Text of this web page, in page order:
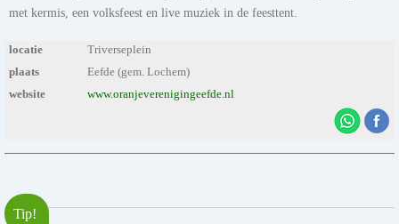
met kermis, een volksfeest en live muziek in de feesttent.
locatie
Triverseplein
plaats
Eefde (gem. Lochem)
website
www.oranjeverenigingeefde.nl
Tip!